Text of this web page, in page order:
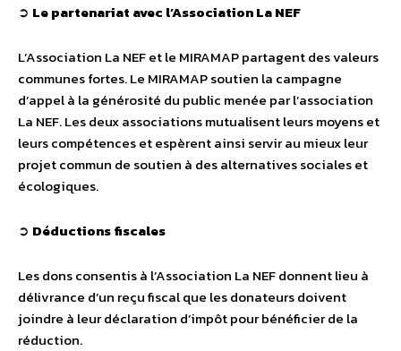
➲ Le partenariat avec l’Association La NEF
L’Association La NEF et le MIRAMAP partagent des valeurs
communes fortes. Le MIRAMAP soutien la campagne
d’appel à la générosité du public menée par l’association
La NEF. Les deux associations mutualisent leurs moyens et
leurs compétences et espèrent ainsi servir au mieux leur
projet commun de soutien à des alternatives sociales et
écologiques.
➲ Déductions fiscales
Les dons consentis à l’Association La NEF donnent lieu à
délivrance d’un reçu fiscal que les donateurs doivent
joindre à leur déclaration d’impôt pour bénéficier de la
réduction.